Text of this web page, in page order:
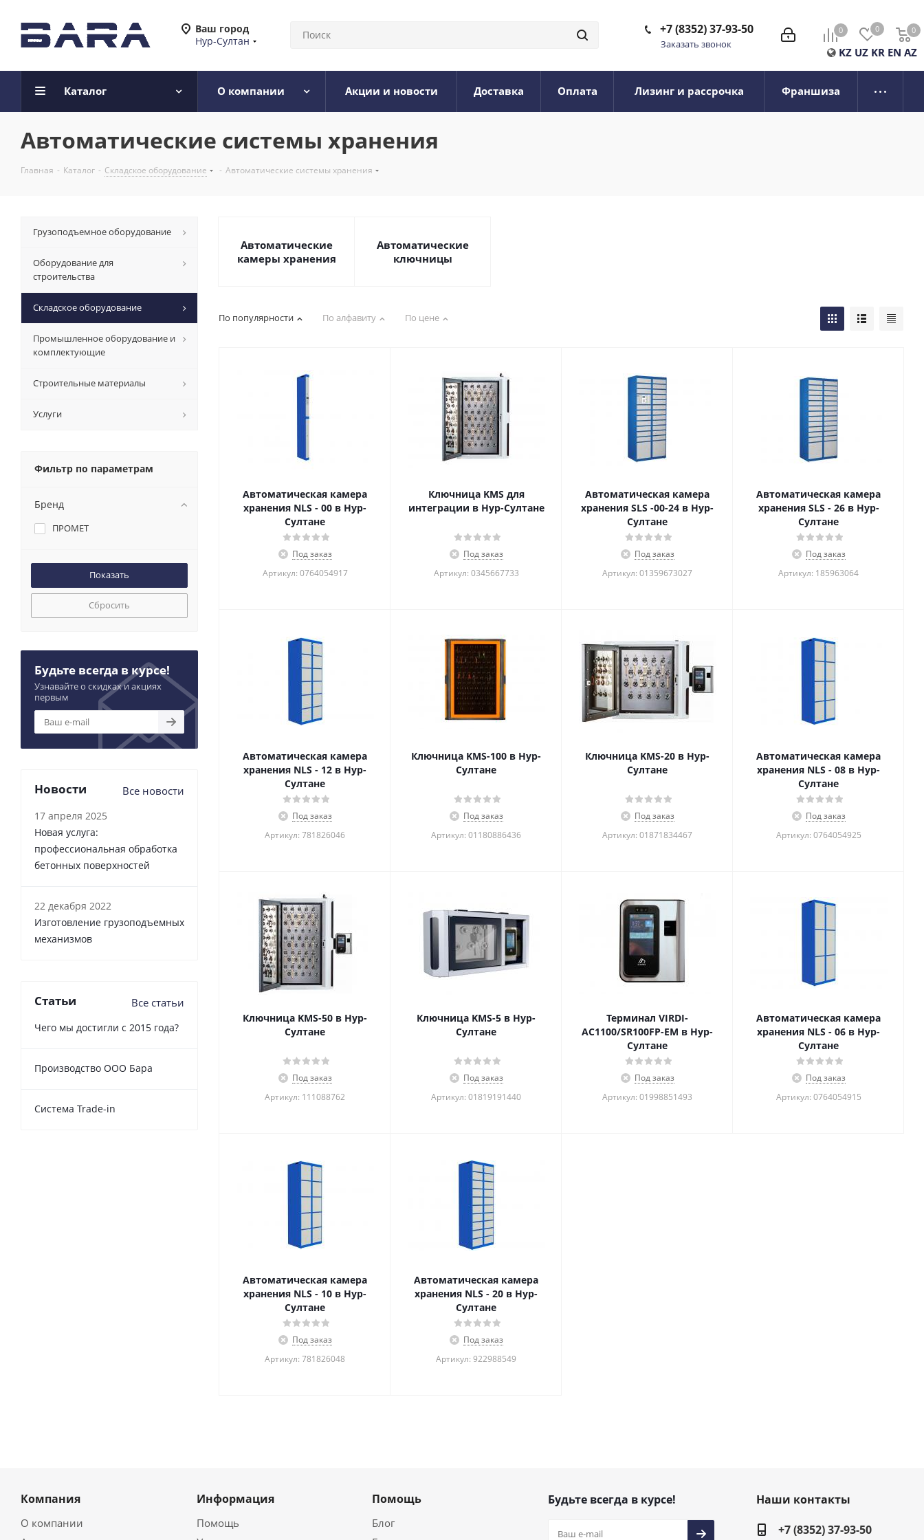
Ваш город
Нур-Султан
0 0 0
0
KZ UZ KR EN AZ
+7 (8352) 37-93-50
Заказать звонок
Каталог О компании Акции и новости Доставка Оплата Лизинг и рассрочка Франшиза
Автоматические системы хранения
Главная - Каталог - Складское оборудование - Автоматические системы хранения
Автоматические
камеры хранения
Автоматические
ключницы
По популярности По алфавиту По цене
Автоматическая камера
хранения NLS - 00 в Нур-
Султане
Под заказ
Артикул: 0764054917
Ключница KMS для
интеграции в Нур-Султане
Под заказ
Артикул: 0345667733
Автоматическая камера
хранения SLS -00-24 в Нур-
Султане
Под заказ
Артикул: 01359673027
Автоматическая камера
хранения SLS - 26 в Нур-
Султане
Под заказ
Артикул: 185963064
Автоматическая камера
хранения NLS - 12 в Нур-
Султане
Под заказ
Артикул: 781826046
Ключница KMS-100 в Нур-
Султане
Под заказ
Артикул: 01180886436
Ключница KMS-20 в Нур-
Султане
Под заказ
Артикул: 01871834467
Автоматическая камера
хранения NLS - 08 в Нур-
Султане
Под заказ
Артикул: 0764054925
Ключница KMS-50 в Нур-
Султане
Под заказ
Артикул: 111088762
Ключница KMS-5 в Нур-
Султане
Под заказ
Артикул: 01819191440
Терминал VIRDI-
AC1100/SR100FP-EM в Нур-
Султане
Под заказ
Артикул: 01998851493
Автоматическая камера
хранения NLS - 06 в Нур-
Султане
Под заказ
Артикул: 0764054915
Автоматическая камера
хранения NLS - 10 в Нур-
Султане
Под заказ
Артикул: 781826048
Автоматическая камера
хранения NLS - 20 в Нур-
Султане
Под заказ
Артикул: 922988549
Грузоподъемное оборудование
Оборудование для
строительства
Складское оборудование
Промышленное оборудование и
комплектующие
Строительные материалы
Услуги
Фильтр по параметрам
Бренд
ПРОМЕТ
Сбросить
Будьте всегда в курсе!
Узнавайте о скидках и акциях
первым
Новости Все новости
17 апреля 2025
Новая услуга:
профессиональная обработка
бетонных поверхностей
22 декабря 2022
Изготовление грузоподъемных
механизмов
Статьи Все статьи
Чего мы достигли с 2015 года?
Производство ООО Бара
Cистема Trade-in
Компания
О компании
Информация
Помощь
Помощь
Блог
Будьте всегда в курсе!
Наши контакты
+7 (8352) 37-93-50